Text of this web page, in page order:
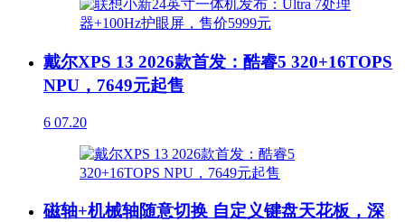
戴尔XPS 13 2026款首发：酷睿5 320+16TOPS
NPU，7649元起售
6 07.20
磁轴+机械轴随意切换 自定义键盘天花板，深